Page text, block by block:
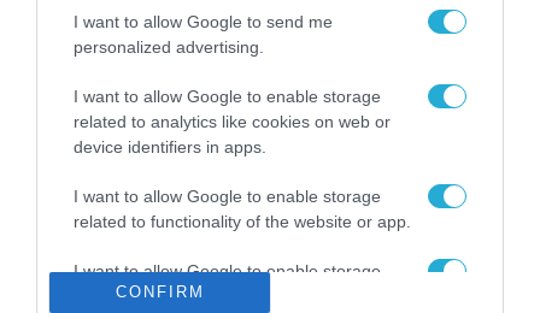
I want to allow Google to send me
personalized advertising.
I want to allow Google to enable storage
related to analytics like cookies on web or
device identifiers in apps.
I want to allow Google to enable storage
related to functionality of the website or app.
I want to allow Google to enable storage
related to personalization.
CONFIRM
31.07.2026
Τεχνητή Νοημοσύνη
δεν είναι απλώς μια
νέα τεχνολογία, είναι
επανάσταση»
31.07.2026
Νέος οδηγός του ΕΚΤ
για τη χρηματοδότηση
των ελληνικών
επιχειρήσεων στον
χώρο της άμυνας